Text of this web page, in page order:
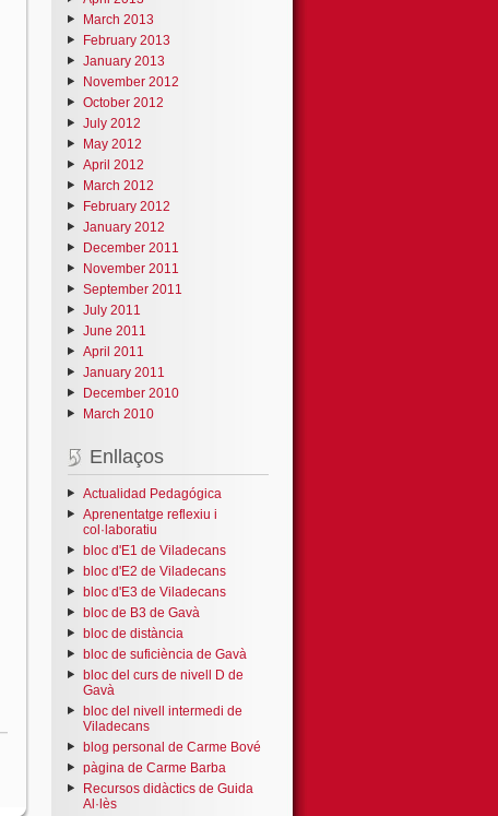
March 2013
February 2013
January 2013
November 2012
October 2012
July 2012
May 2012
April 2012
March 2012
February 2012
January 2012
December 2011
November 2011
September 2011
July 2011
June 2011
April 2011
January 2011
December 2010
March 2010
Enllaços
Actualidad Pedagógica
Aprenentatge reflexiu i
col·laboratiu
bloc d'E1 de Viladecans
bloc d'E2 de Viladecans
bloc d'E3 de Viladecans
bloc de B3 de Gavà
bloc de distància
bloc de suficiència de Gavà
bloc del curs de nivell D de
Gavà
bloc del nivell intermedi de
Viladecans
blog personal de Carme Bové
pàgina de Carme Barba
Recursos didàctics de Guida
Al·lès